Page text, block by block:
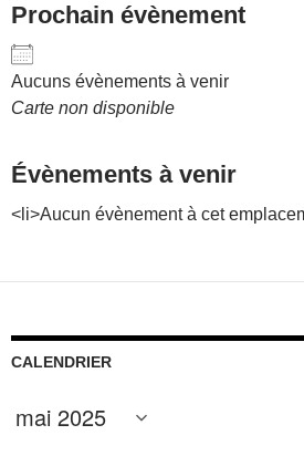
Prochain évènement
Aucuns évènements à venir
Carte non disponible
Évènements à venir
<li>Aucun évènement à cet
CALENDRIER